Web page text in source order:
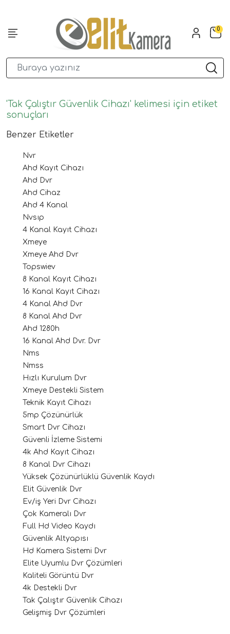
0
'Tak Çalıştır Güvenlik Cihazı' kelimesi için etiket
sonuçları
Benzer Etiketler
Nvr
Ahd Kayıt Cihazı
Ahd Dvr
Ahd Cihaz
Ahd 4 Kanal
Nvsıp
4 Kanal Kayıt Cihazı
Xmeye
Xmeye Ahd Dvr
Topswiev
8 Kanal Kayıt Cihazı
16 Kanal Kayıt Cihazı
4 Kanal Ahd Dvr
8 Kanal Ahd Dvr
Ahd 1280h
16 Kanal Ahd Dvr. Dvr
Nms
Nmss
Hızlı Kurulum Dvr
Xmeye Destekli Sistem
Teknik Kayıt Cihazı
5mp Çözünürlük
Smart Dvr Cihazı
Güvenli İzleme Sistemi
4k Ahd Kayıt Cihazı
8 Kanal Dvr Cihazı
Yüksek Çözünürlüklü Güvenlik Kaydı
Elit Güvenlik Dvr
Ev/iş Yeri Dvr Cihazı
Çok Kameralı Dvr
Full Hd Video Kaydı
Güvenlik Altyapısı
Hd Kamera Sistemi Dvr
Elite Uyumlu Dvr Çözümleri
Kaliteli Görüntü Dvr
4k Destekli Dvr
Tak Çalıştır Güvenlik Cihazı
Gelişmiş Dvr Çözümleri